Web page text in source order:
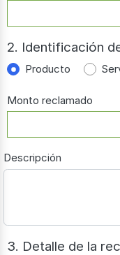
2. Identificación
Producto
Monto reclamado
Descripción
3. Detalle de la